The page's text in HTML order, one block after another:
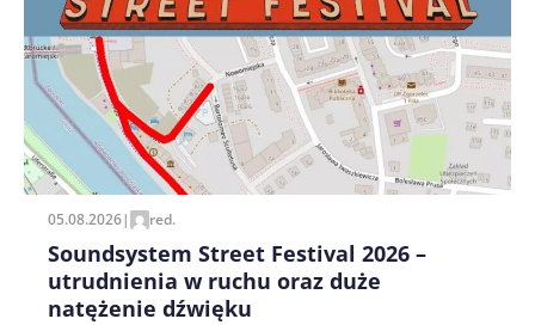
Zapamiętaj moje dane w tej przeglądarce podczas
pisania kolejnych komentarzy.
05.08.2026| red.
Soundsystem Street Festival 2026 –
utrudnienia w ruchu oraz duże
natężenie dźwięku